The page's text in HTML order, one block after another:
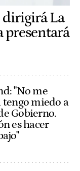
dirigirá La
presentará
"No me
tengo miedo a
Gobierno.
es hacer